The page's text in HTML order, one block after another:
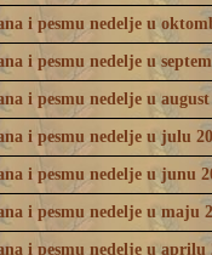
i pesmu nedelje u
i pesmu nedelje u
i pesmu nedelje u
i pesmu nedelje u julu
i pesmu nedelje u junu
i pesmu nedelje u maju
i pesmu nedelje u